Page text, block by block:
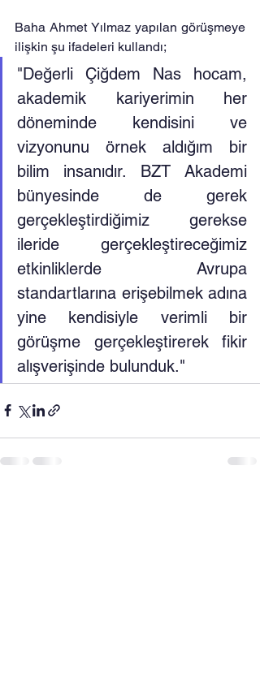
Baha Ahmet Yılmaz yapılan görüşmeye
ilişkin şu ifadeleri kullandı;
"Değerli Çiğdem Nas hocam,
akademik kariyerimin her
döneminde kendisini ve
vizyonunu örnek aldığım bir
bilim insanıdır. BZT Akademi
bünyesinde de gerek
gerçekleştirdiğimiz gerekse
ileride gerçekleştireceğimiz
etkinliklerde Avrupa
standartlarına erişebilmek adına
yine kendisiyle verimli bir
görüşme gerçekleştirerek fikir
alışverişinde bulunduk."